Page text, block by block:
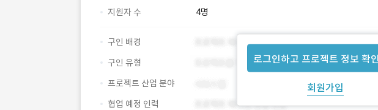
지원자 수
4명
로그인하고 프로젝트 정보 확
회원가입
구인 배경
구인 유형
프로젝트 산업 분야
협업 예정 인력